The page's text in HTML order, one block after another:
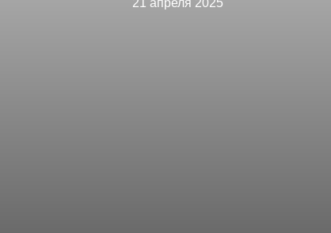
21 апреля 2025